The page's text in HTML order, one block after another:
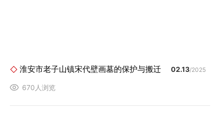
淮安市老子山镇宋代壁画墓的保护与搬迁
670人浏览
02.13/2025